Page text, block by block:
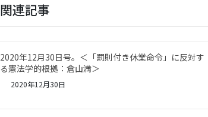
関連記事
2020年12月30日号。＜「罰則付き休業命令」に反対す
る憲法学的根拠：倉山満＞
2020年12月30日